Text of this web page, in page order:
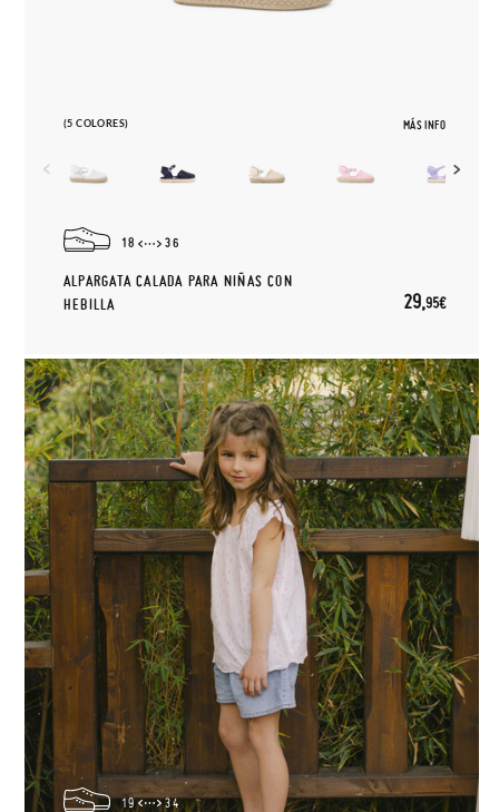
(5 COLORES) MÁS INFO
18 36
ALPARGATA CALADA PARA NIÑAS CON
HEBILLA
29,95€
19 34